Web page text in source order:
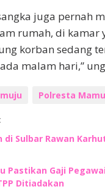
juga pernah
rumah, di kamar
korban sedang
malam hari,”
Polresta
di Sulbar Rawan
Pastikan Gaji
Ditiadakan